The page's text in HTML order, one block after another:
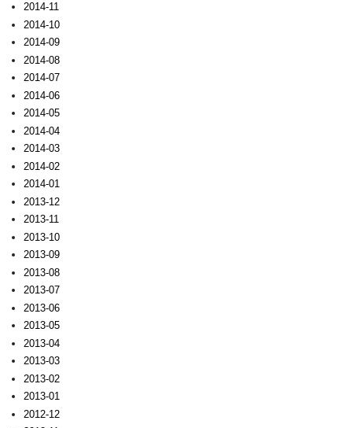
2014-11
2014-10
2014-09
2014-08
2014-07
2014-06
2014-05
2014-04
2014-03
2014-02
2014-01
2013-12
2013-11
2013-10
2013-09
2013-08
2013-07
2013-06
2013-05
2013-04
2013-03
2013-02
2013-01
2012-12